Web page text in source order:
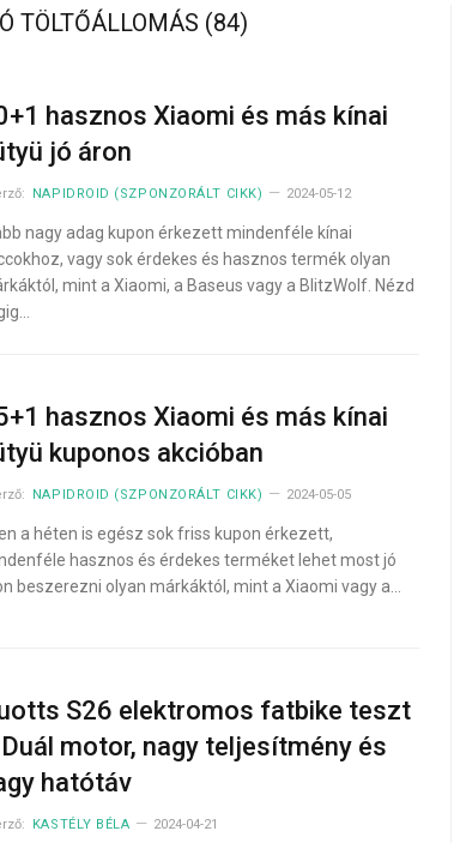
TÖLTŐÁLLOMÁS (84)
hasznos Xiaomi és más kínai
jó áron
NAPIDROID (SZPONZORÁLT CIKK) 2024-05-12
nagy adag kupon érkezett mindenféle kínai
vagy sok érdekes és hasznos termék olyan
mint a Xiaomi, a Baseus vagy a BlitzWolf. Nézd
hasznos Xiaomi és más kínai
kuponos akcióban
NAPIDROID (SZPONZORÁLT CIKK) 2024-05-05
a héten is egész sok friss kupon érkezett,
hasznos és érdekes terméket lehet most jó
beszerezni olyan márkáktól, mint a Xiaomi vagy a…
S26 elektromos fatbike teszt
motor, nagy teljesítmény és
hatótáv
KASTÉLY BÉLA 2024-04-21